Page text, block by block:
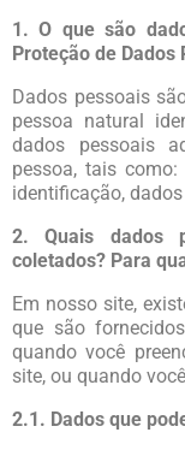
1. O que são
Proteção de Dados
Dados pessoais
pessoa natural
dados pessoais
pessoa, tais
identificação,
2. Quais dados
coletados? Para
Em nosso site,
que são
quando você
site, ou quando
2.1. Dados que